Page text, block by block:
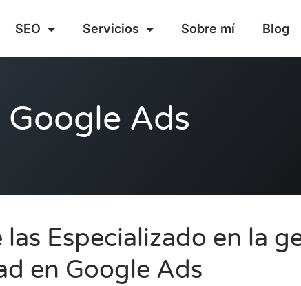
SEO Servicios Sobre mí Blog
Ads
Especializado en la
en Google Ads